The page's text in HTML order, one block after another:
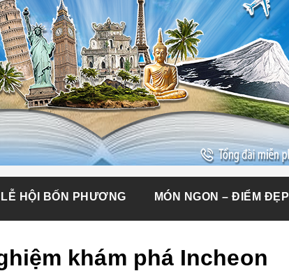
LỄ HỘI BỐN PHƯƠNG MÓN NGON – ĐIỂM ĐẸP
khám phá Incheon